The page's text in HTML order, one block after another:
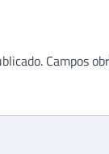
Campos